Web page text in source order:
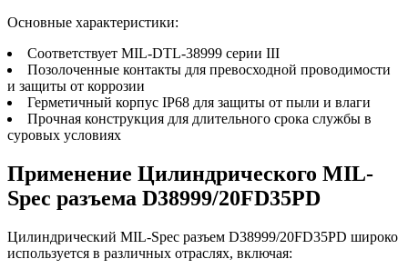
Основные характеристики:
Соответствует MIL-DTL-38999 серии III
Позолоченные контакты для превосходной проводимости
и защиты от коррозии
Герметичный корпус IP68 для защиты от пыли и влаги
Прочная конструкция для длительного срока службы в
суровых условиях
Применение Цилиндрического MIL-
Spec разъема D38999/20FD35PD
Цилиндрический MIL-Spec разъем D38999/20FD35PD широко
используется в различных отраслях, включая: